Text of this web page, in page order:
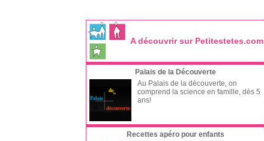
A découvrir sur Petitestetes.com
Palais de la Découverte
Au Palais de la découverte, on
comprend la science en famille, dès 5
ans!
Recettes apéro pour enfants